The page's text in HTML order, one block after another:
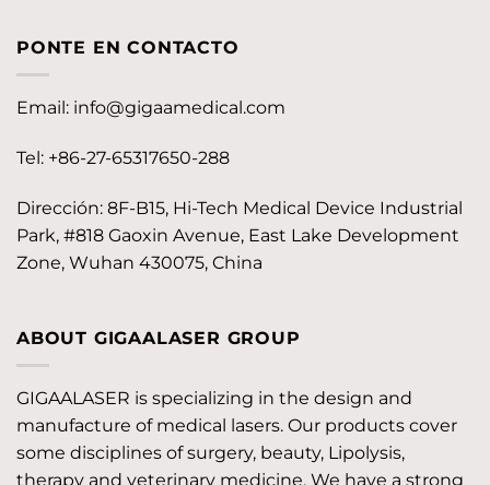
PONTE EN CONTACTO
Email: info@gigaamedical.com
Tel: +86-27-65317650-288
Dirección: 8F-B15, Hi-Tech Medical Device Industrial
Park, #818 Gaoxin Avenue, East Lake Development
Zone, Wuhan 430075, China
ABOUT GIGAALASER GROUP
GIGAALASER is specializing in the design and
manufacture of medical lasers. Our products cover
some disciplines of surgery, beauty, Lipolysis,
therapy and veterinary medicine. We have a strong